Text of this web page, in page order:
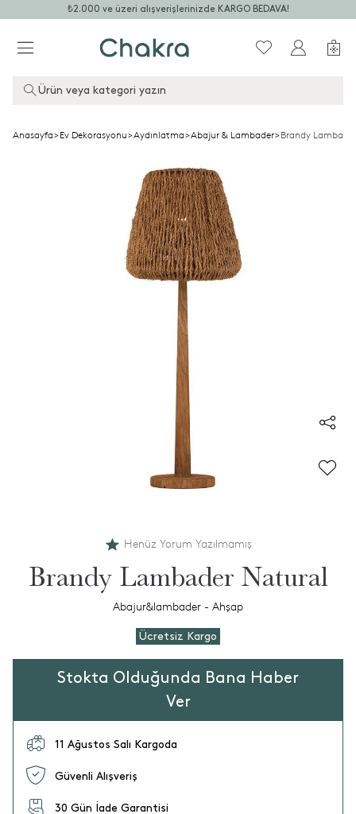
₺2.000 ve üzeri alışverişlerinizde KARGO BEDAVA!
Ürün veya kategori yazın
Anasayfa>Ev Dekorasyonu>Aydınlatma>Abajur & Lambader>Brandy
Henüz Yorum Yazılmamış
Brandy Lambader Natural
Abajur&lambader - Ahşap
Ücretsiz Kargo
Stokta Olduğunda Bana Haber
Ver
11 Ağustos Salı Kargoda
Güvenli Alışveriş
30 Gün İade Garantisi